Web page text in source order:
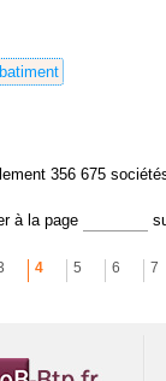
356 675
à la page
4 5 6 7